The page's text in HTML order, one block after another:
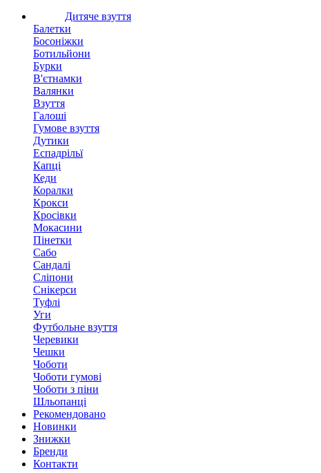
Дитяче взуття
Балетки
Босоніжки
Ботильйони
Бурки
В'єтнамки
Валянки
Взуття
Галоші
Гумове взуття
Дутики
Еспадрільї
Капці
Кеди
Коралки
Крокси
Кросівки
Мокасини
Пінетки
Сабо
Сандалі
Сліпони
Снікерси
Туфлі
Уги
Футбольне взуття
Черевики
Чешки
Чоботи
Чоботи гумові
Чоботи з піни
Шльопанці
Рекомендовано
Новинки
Знижки
Бренди
Контакти